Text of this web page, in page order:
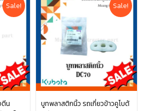
Sale!
น
Sale!
บูทพลาสติกนิ้ว รถเกี่ยวข้าวคูโบต้